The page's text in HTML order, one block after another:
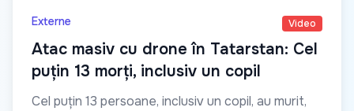
Externe Video
Atac masiv cu drone în Tatarstan: Cel
puțin 13 morți, inclusiv un copil
Cel puțin 13 persoane, inclusiv un copil, au murit,